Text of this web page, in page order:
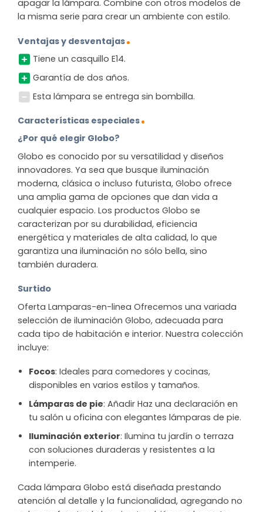
apagar la lámpara. Combine con otros modelos de
la misma serie para crear un ambiente con estilo.
Ventajas y desventajas
Tiene un casquillo E14.
Garantía de dos años.
Esta lámpara se entrega sin bombilla.
Características especiales
¿Por qué elegir Globo?
Globo es conocido por su versatilidad y diseños
innovadores. Ya sea que busque iluminación
moderna, clásica o incluso futurista, Globo ofrece
una amplia gama de opciones que dan vida a
cualquier espacio. Los productos Globo se
caracterizan por su durabilidad, eficiencia
energética y materiales de alta calidad, lo que
garantiza una iluminación no sólo bella, sino
también duradera.
Surtido
Oferta Lamparas-en-linea Ofrecemos una variada
selección de iluminación Globo, adecuada para
cada tipo de habitación e interior. Nuestra colección
incluye:
Focos: Ideales para comedores y cocinas,
disponibles en varios estilos y tamaños.
Lámparas de pie: Añadir Haz una declaración en
tu salón u oficina con elegantes lámparas de pie.
Iluminación exterior: Ilumina tu jardín o terraza
con soluciones duraderas y resistentes a la
intemperie.
Cada lámpara Globo está diseñada prestando
atención al detalle y la funcionalidad, agregando no